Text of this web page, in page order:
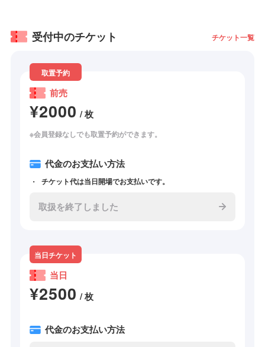
受付中のチケット チケット一覧
取置予約
前売
¥2000 / 枚
※会員登録なしでも取置予約ができます。
代金のお支払い方法
チケット代は当日開場でお支払いです。
取扱を終了しました
当日チケット
当日
¥2500 / 枚
代金のお支払い方法